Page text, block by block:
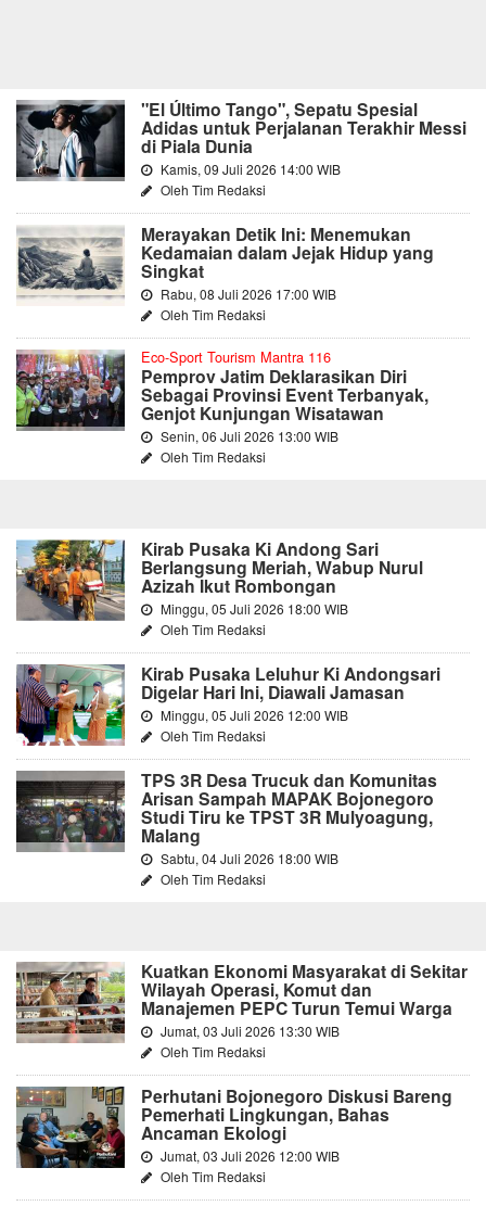
"El Último Tango", Sepatu Spesial
Adidas untuk Perjalanan Terakhir Messi
di Piala Dunia
Kamis, 09 Juli 2026 14:00 WIB
Oleh Tim Redaksi
Merayakan Detik Ini: Menemukan
Kedamaian dalam Jejak Hidup yang
Singkat
Rabu, 08 Juli 2026 17:00 WIB
Oleh Tim Redaksi
Eco-Sport Tourism Mantra 116
Pemprov Jatim Deklarasikan Diri
Sebagai Provinsi Event Terbanyak,
Genjot Kunjungan Wisatawan
Senin, 06 Juli 2026 13:00 WIB
Oleh Tim Redaksi
Kirab Pusaka Ki Andong Sari
Berlangsung Meriah, Wabup Nurul
Azizah Ikut Rombongan
Minggu, 05 Juli 2026 18:00 WIB
Oleh Tim Redaksi
Kirab Pusaka Leluhur Ki Andongsari
Digelar Hari Ini, Diawali Jamasan
Minggu, 05 Juli 2026 12:00 WIB
Oleh Tim Redaksi
TPS 3R Desa Trucuk dan Komunitas
Arisan Sampah MAPAK Bojonegoro
Studi Tiru ke TPST 3R Mulyoagung,
Malang
Sabtu, 04 Juli 2026 18:00 WIB
Oleh Tim Redaksi
Kuatkan Ekonomi Masyarakat di Sekitar
Wilayah Operasi, Komut dan
Manajemen PEPC Turun Temui Warga
Jumat, 03 Juli 2026 13:30 WIB
Oleh Tim Redaksi
Perhutani Bojonegoro Diskusi Bareng
Pemerhati Lingkungan, Bahas
Ancaman Ekologi
Jumat, 03 Juli 2026 12:00 WIB
Oleh Tim Redaksi